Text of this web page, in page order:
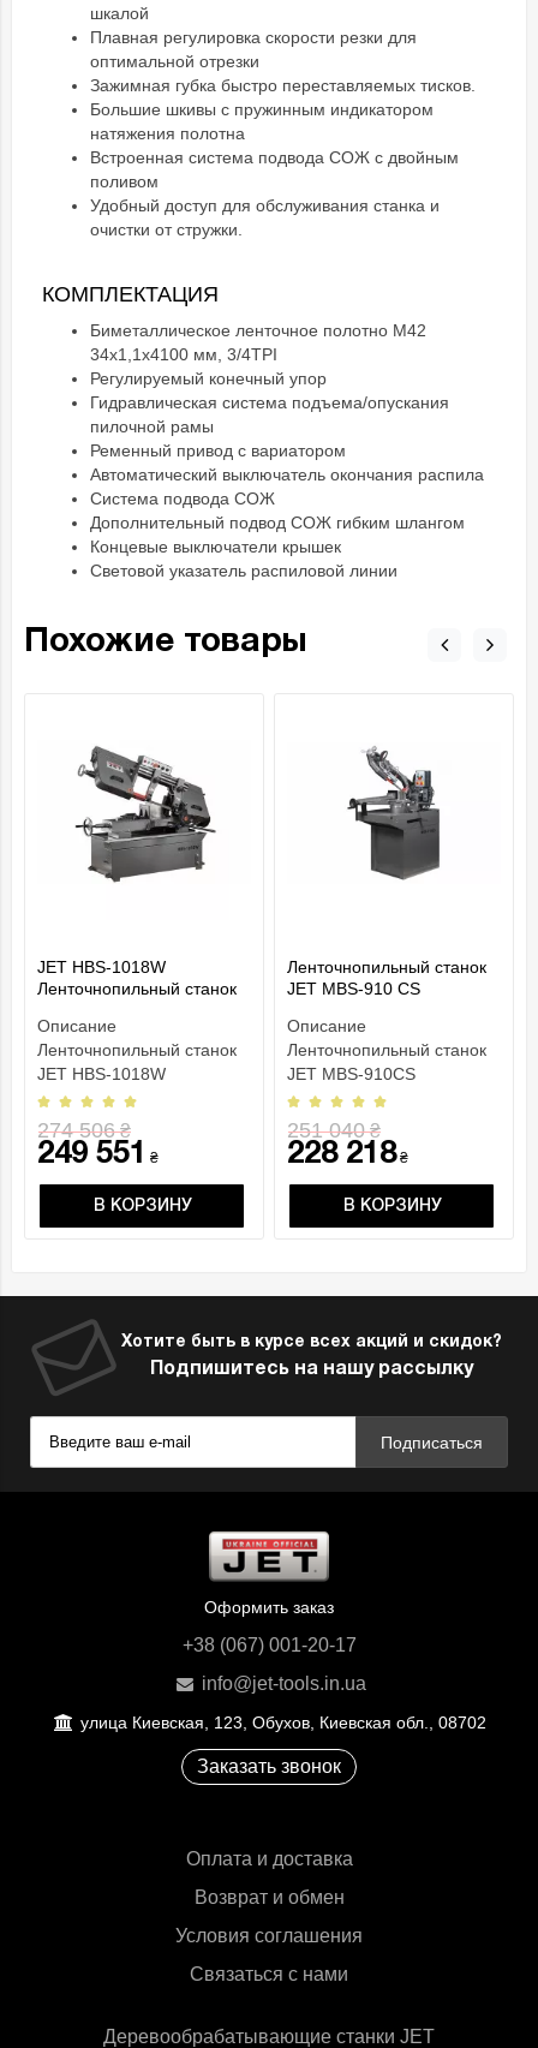
шкалой
Плавная регулировка скорости резки для
оптимальной отрезки
Зажимная губка быстро переставляемых тисков.
Большие шкивы с пружинным индикатором
натяжения полотна
Встроенная система подвода СОЖ с двойным
поливом
Удобный доступ для обслуживания станка и
очистки от стружки.
КОМПЛЕКТАЦИЯ
Биметаллическое ленточное полотно М42
34х1,1х4100 мм, 3/4TPI
Регулируемый конечный упор
Гидравлическая система подъема/опускания
пилочной рамы
Ременный привод с вариатором
Автоматический выключатель окончания распила
Система подвода СОЖ
Дополнительный подвод СОЖ гибким шлангом
Концевые выключатели крышек
Световой указатель распиловой линии
Похожие товары
JET HBS-1018W
Ленточнопильный станок
Описание
Ленточнопильный станок
JET HBS-1018W
Гидравлическая система
подачи, автоматическое
плавное ..
274 506₴
249 551 ₴
В КОРЗИНУ
Ленточнопильный станок
JET MBS-910 CS
Описание
Ленточнопильный станок
JET MBS-910CS
Предназначен для
обработки профильных
заготовок. Гидра..
251 040₴
228 218₴
В КОРЗИНУ
Хотите быть в курсе всех акций и скидок?
Подпишитесь на нашу рассылку
Подписаться
Оформить заказ
+38 (067) 001-20-17
info@jet-tools.in.ua
улица Киевская, 123, Обухов, Киевская обл., 08702
Заказать звонок
Оплата и доставка
Возврат и обмен
Условия соглашения
Связаться с нами
Деревообрабатывающие станки JET